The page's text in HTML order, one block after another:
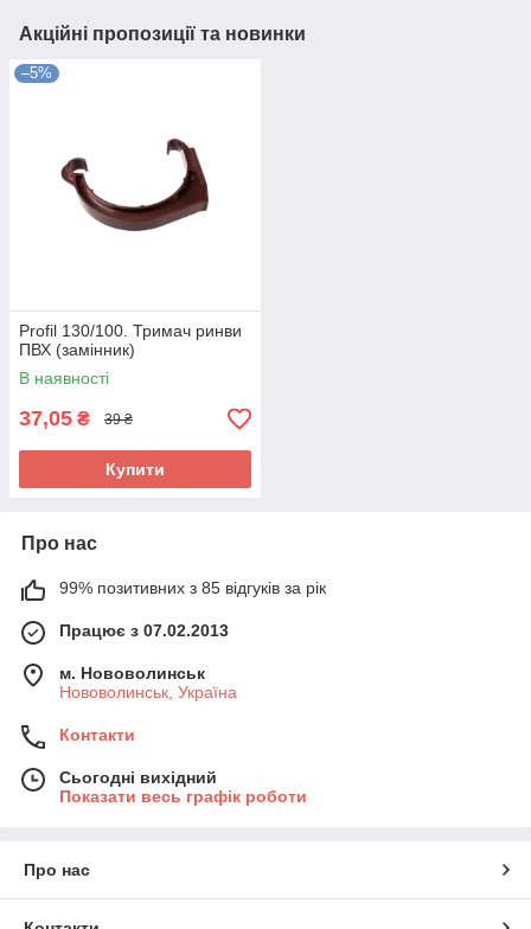
Акційні пропозиції та новинки
–5%
Profil 130/100. Тримач ринви
ПВХ (замінник)
В наявності
37,05 ₴ 39 ₴
Купити
Про нас
99% позитивних з 85 відгуків за рік
Працює з 07.02.2013
м. Нововолинськ
Нововолинськ, Україна
Контакти
Сьогодні вихідний
Показати весь графік роботи
Про нас